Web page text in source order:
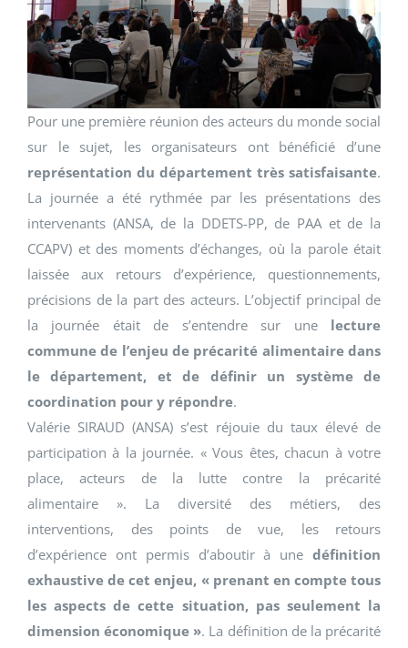
Pour une première réunion des acteurs du monde social
sur le sujet, les organisateurs ont bénéficié d’une
représentation du département très satisfaisante.
La journée a été rythmée par les présentations des
intervenants (ANSA, de la DDETS-PP, de PAA et de la
CCAPV) et des moments d’échanges, où la parole était
laissée aux retours d’expérience, questionnements,
précisions de la part des acteurs. L’objectif principal de
la journée était de s’entendre sur une lecture
commune de l’enjeu de précarité alimentaire dans
le département, et de définir un système de
coordination pour y répondre.
Valérie SIRAUD (ANSA) s’est réjouie du taux élevé de
participation à la journée. « Vous êtes, chacun à votre
place, acteurs de la lutte contre la précarité
alimentaire ». La diversité des métiers, des
interventions, des points de vue, les retours
d’expérience ont permis d’aboutir à une définition
exhaustive de cet enjeu, « prenant en compte tous
les aspects de cette situation, pas seulement la
dimension économique ». La définition de la précarité